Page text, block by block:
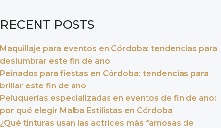
RECENT POSTS
Maquillaje para eventos en Córdoba: tendencias para
deslumbrar este fin de año
Peinados para fiestas en Córdoba: tendencias para
brillar este fin de año
Peluquerías especializadas en eventos de fin de año:
por qué elegir Malba Estilistas en Córdoba
¿Qué tinturas usan las actrices más famosas de